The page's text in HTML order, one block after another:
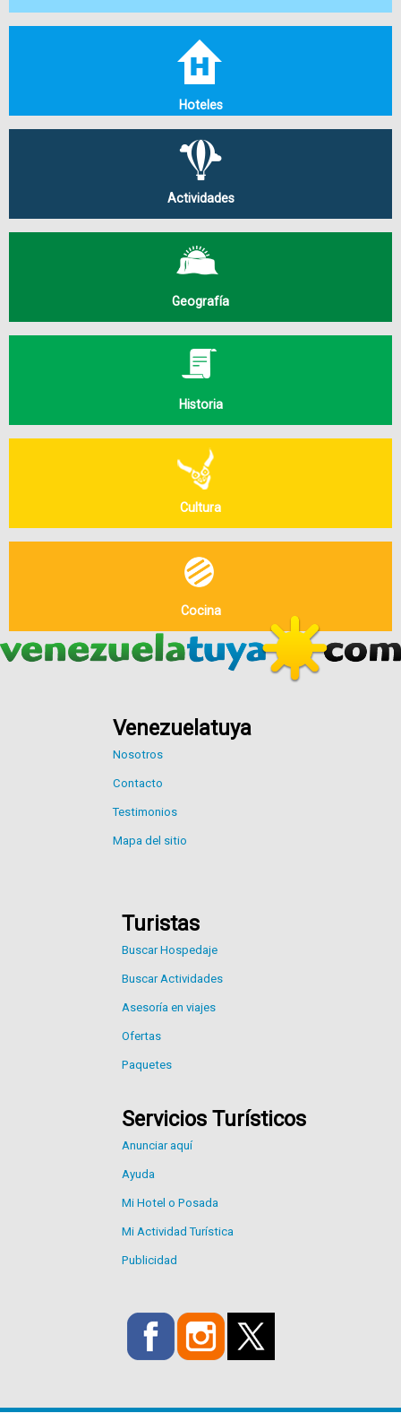
Hoteles
Actividades
Geografía
Historia
Cultura
Cocina
Venezuelatuya
Nosotros
Contacto
Testimonios
Mapa del sitio
Turistas
Buscar Hospedaje
Buscar Actividades
Asesoría en viajes
Ofertas
Paquetes
Servicios Turísticos
Anunciar aquí
Ayuda
Mi Hotel o Posada
Mi Actividad Turística
Publicidad